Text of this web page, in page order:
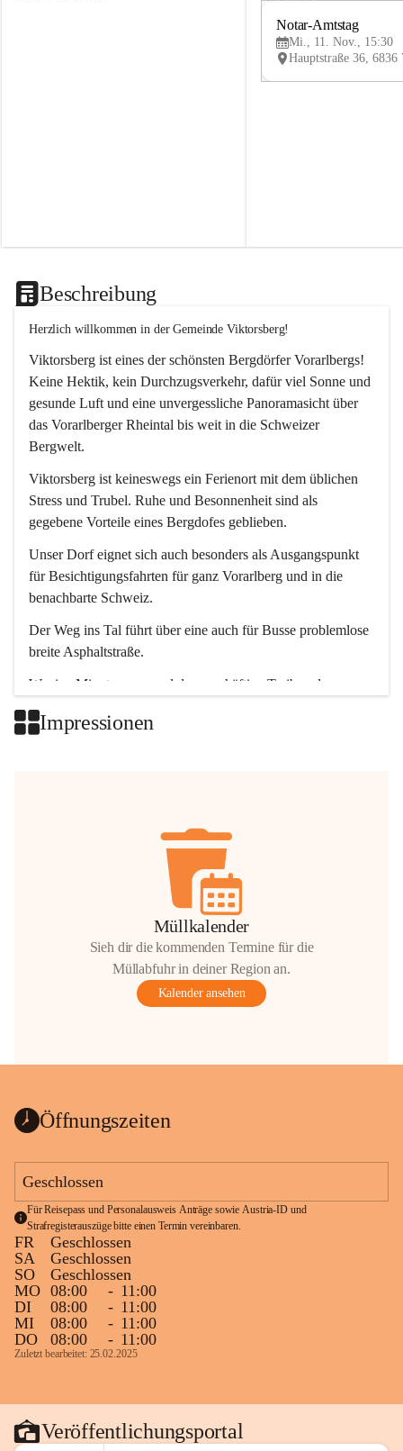
Notar-Amtstag
Mi., 11. Nov., 15:30
Beschreibung
Herzlich willkommen in der Gemeinde Viktorsberg!
Viktorsberg ist eines der schönsten Bergdörfer Vorarlbergs!
Keine Hektik, kein Durchzugsverkehr, dafür viel Sonne und
gesunde Luft und eine unvergessliche Panoramasicht über
das Vorarlberger Rheintal bis weit in die Schweizer
Bergwelt.
Viktorsberg ist keineswegs ein Ferienort mit dem üblichen
Stress und Trubel. Ruhe und Besonnenheit sind als
gegebene Vorteile eines Bergdofes geblieben.
Unser Dorf eignet sich auch besonders als Ausgangspunkt
für Besichtigungsfahrten für ganz Vorarlberg und in die
benachbarte Schweiz.
Der Weg ins Tal führt über eine auch für Busse problemlose
breite Asphaltstraße.
Wenige Minuten nur, und das geschäftige Treiben der
Impressionen
Müllkalender
Sieh dir die kommenden Termine für die
Müllabfuhr in deiner Region an.
Kalender ansehen
Öffnungszeiten
Geschlossen
Für Reisepass und Personalausweis Anträge sowie Austria-ID und
Strafregisterauszüge bitte einen Termin vereinbaren.
FR
Geschlossen
SA
Geschlossen
SO
Geschlossen
MO 08:00 - 11:00
DI
08:00 - 11:00
MI
08:00 - 11:00
DO
08:00 - 11:00
Zuletzt bearbeitet: 25.02.2025
Veröffentlichungsportal